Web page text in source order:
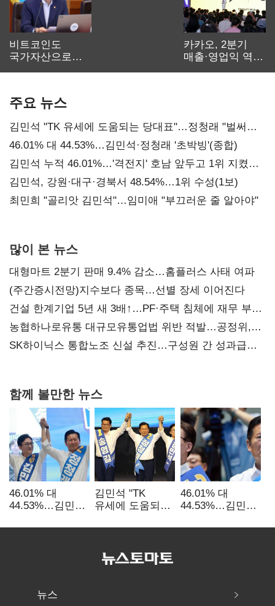
비트코인도
국가자산으로…'
카카오, 2분기
매출·영업익 역대
주요 뉴스
김민석 "TK 유세에 도움되는 당대표"…정청래 "벌써
대표된 양 당직 배분"
46.01% 대 44.53%…김민석·정청래 '초박빙'(종합)
김민석 누적 46.01%…'격전지' 호남 앞두고 1위 지켰다
(2보)
김민석, 강원·대구·경북서 48.54%…1위 수성(1보)
최민희 "골리앗 김민석"…임미애 "부끄러운 줄 알아야"
많이 본 뉴스
대형마트 2분기 판매 9.4% 감소…홈플러스 사태 여파
(주간증시전망)지수보다 종목…선별 장세 이어진다
건설 한계기업 5년 새 3배↑…PF·주택 침체에 재무 부담
확대
농협하나로유통 대규모유통업법 위반 적발…공정위,
과징금 4억6200만원 부과
SK하이닉스 통합노조 신설 추진…구성원 간 성과급
함께 볼만한 뉴스
46.01% 대
44.53%…김민석·
'초박빙'(종합
김민석 "TK
유세에 도움되는
"벌써 대표된 양
46.01% 대
44.53%…김민석·
'초박빙'(종합)
뉴스